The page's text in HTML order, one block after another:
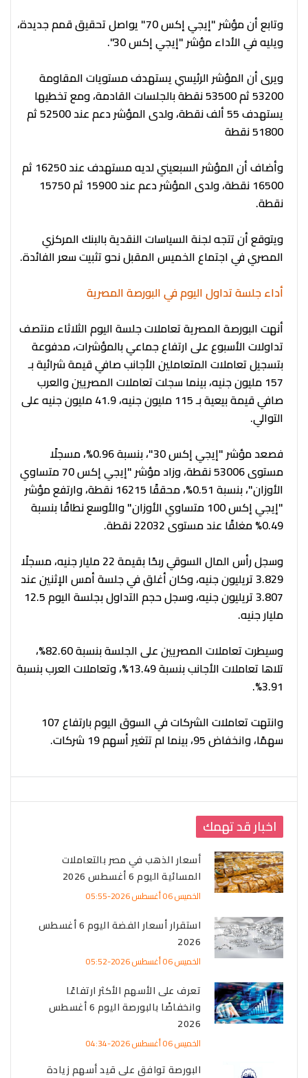
وتابع أن مؤشر "إيجي إكس 70" يواصل تحقيق قمم جديدة،
ويليه في الأداء مؤشر "إيجي إكس 30".
ويرى أن المؤشر الرئيسي يستهدف مستويات المقاومة
53200 ثم 53500 نقطة بالجلسات القادمة، ومع تخطيها
يستهدف 55 ألف نقطة، ولدى المؤشر دعم عند 52500 ثم
51800 نقطة
وأضاف أن المؤشر السبعيني لديه مستهدف عند 16250 ثم
16500 نقطة، ولدى المؤشر دعم عند 15900 ثم 15750
نقطة.
ويتوقع أن تتجه لجنة السياسات النقدية بالبنك المركزي
المصري في اجتماع الخميس المقبل نحو تثبيت سعر الفائدة.
أداء جلسة تداول اليوم في البورصة المصرية
أنهت البورصة المصرية تعاملات جلسة اليوم الثلاثاء منتصف
تداولات الأسبوع على ارتفاع جماعي بالمؤشرات، مدفوعة
بتسجيل تعاملات المتعاملين الأجانب صافي قيمة شرائية بـ
157 مليون جنيه، بينما سجلت تعاملات المصريين والعرب
صافي قيمة بيعية بـ 115 مليون جنيه، 41.9 مليون جنيه على
التوالي.
فصعد مؤشر "إيجي إكس 30"، بنسبة 0.96%، مسجلًا
مستوى 53006 نقطة، وزاد مؤشر "إيجي إكس 70 متساوي
الأوزان"، بنسبة 0.51%، محققًا 16215 نقطة، وارتفع مؤشر
"إيجي إكس 100 متساوي الأوزان" والأوسع نطاقًا بنسبة
0.49% مغلقًا عند مستوى 22032 نقطة.
وسجل رأس المال السوقي ربحًا بقيمة 22 مليار جنيه، مسجلًا
3.829 تريليون جنيه، وكان أغلق في جلسة أمس الإثنين عند
3.807 تريليون جنيه، وسجل حجم التداول بجلسة اليوم 12.5
مليار جنيه.
وسيطرت تعاملات المصريين على الجلسة بنسبة 82.60%،
تلاها تعاملات الأجانب بنسبة 13.49%، وتعاملات العرب بنسبة
3.91%.
وانتهت تعاملات الشركات في السوق اليوم بارتفاع 107
سهمًا، وانخفاض 95، بينما لم تتغير أسهم 19 شركات.
اخبار قد تهمك
أسعار الذهب في مصر بالتعاملات
المسائية اليوم 6 أغسطس 2026
الخميس 06 أغسطس 2026-05:55
استقرار أسعار الفضة اليوم 6 أغسطس
2026
الخميس 06 أغسطس 2026-05:52
تعرف على الأسهم الأكثر ارتفاعًا
وانخفاضًا بالبورصة اليوم 6 أغسطس
2026
الخميس 06 أغسطس 2026-04:34
البورصة توافق على قيد أسهم زيادة